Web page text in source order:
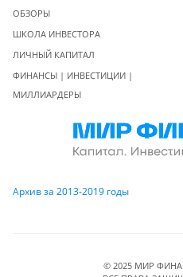
ОБЗОРЫ
ШКОЛА ИНВЕСТОРА
ЛИЧНЫЙ КАПИТАЛ
ФИНАНСЫ | ИНВЕСТИЦИИ |
МИЛЛИАРДЕРЫ
Архив за 2013-2019 годы
© 2025 МИР